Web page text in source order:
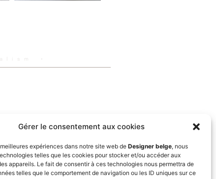
Gérer le consentement aux cookies
expériences dans notre site web de Designer belge, nous
telles que les cookies pour stocker et/ou accéder aux
appareils. Le fait de consentir à ces technologies nous permettra de
telles que le comportement de navigation ou les ID uniques sur ce
◦